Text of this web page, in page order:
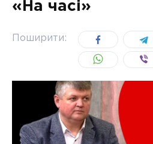
«На часі»
Поширити: